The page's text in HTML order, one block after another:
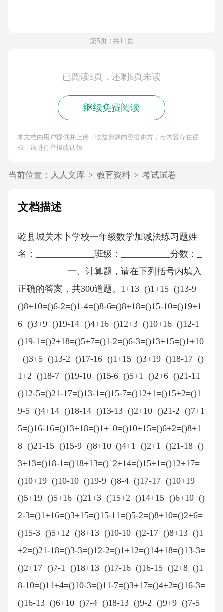
第5页 / 共11页
已阅读5页，还剩6页未读
继续免费阅读
本文档由用户提供并上传，收益归属内容提供方，若内容存在侵
权，请进行举报或认领
当前位置： 人人文库 > 教育资料 > 考试试卷
文档描述
乾县城关木卜学校一年级数学加减法练习题姓
名：_____________班级：___________分数：_
___________一、计算题，请在下列括号内填入
正确的答案，共300道题。1+13=()1+15=()13-9=
()8+10=()6-2=()1-4=()8-6=()8+18=()15-10=()19+1
6=()3+9=()19-14=()4+16=()12+3=()10+16=()12-1=
()19-1=()2+18=()5+7=()1-2=()6-3=()13+15=()1+10
=()3+5=()13-2=()17-16=()1+15=()3+19=()18-17=()
1+2=()18-7=()19-10=()15-6=()5+1=()2+6=()21-11=
()12-5=()21-17=()13-1=()15-7=()12+1=()15+2=()1
9-5=()4+14=()18-14=()13-13=()2+10=()21-2=()7+1
5=()16-16=()13+18=()1+10=()10+15=()6+2=()8+1
8=()21-15=()15-9=()8+10=()4+1=()2+1=()21-18=()
3+13=()18-1=()18+13=()12+14=()15+1=()12+17=
()10+19=()10-10=()19-9=()8-4=()17-17=()10+19=
()5+19=()5+16=()21+3=()15+2=()14+15=()6+10=()
2-3=()1+16=()3+15=()15-11=()5-2=()8+10=()2+6=
()15-3=()5+12=()8+13=()10-10=()2-17=()8+13=()1
+2=()21-18=()3-3=()12-2=()1+12=()14+18=()13-3=
()2+17=()7-1=()18+13=()17-16=()16-15=()2+8=()1
8-10=()11+4=()10-3=()11-7=()3+17=()4+2=()16-3=
()16-13=()6+10=()7-4=()18-13=()9-2=()9+9=()7-5=